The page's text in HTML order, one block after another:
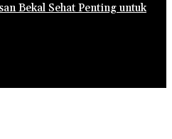
Bekal Sehat Penting untuk